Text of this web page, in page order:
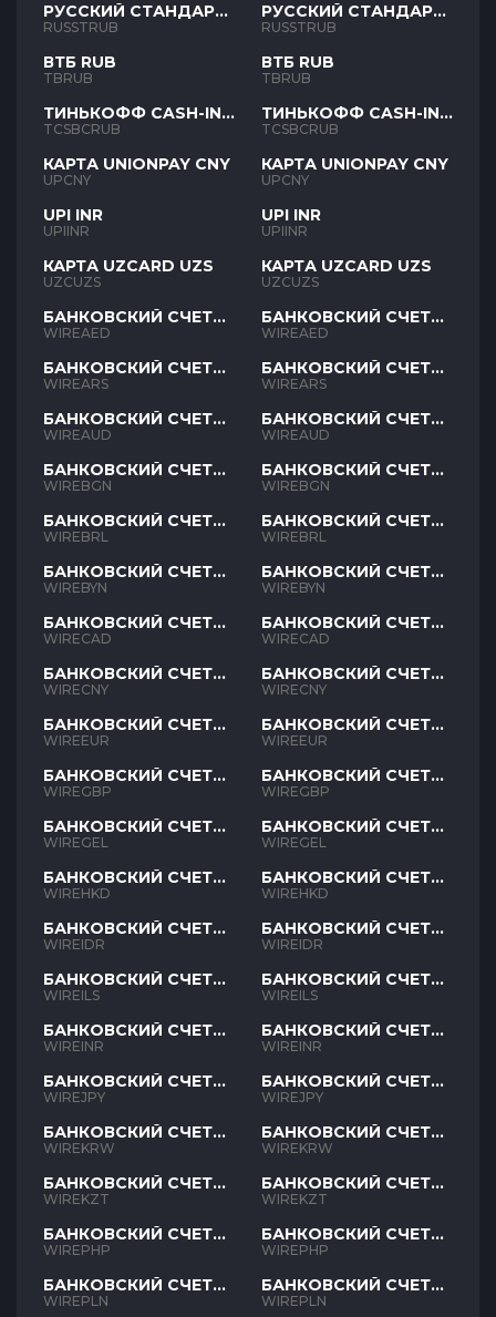
РУССКИЙ СТАНДАРТ
RUB
RUSSTRUB
ВТБ RUB
TBRUB
ТИНЬКОФФ CASH-IN
RUB
TCSBCRUB
КАРТА UNIONPAY CNY
UPCNY
UPI INR
UPIINR
КАРТА UZCARD UZS
UZCUZS
БАНКОВСКИЙ СЧЕТ
AED
WIREAED
БАНКОВСКИЙ СЧЕТ
ARS
WIREARS
БАНКОВСКИЙ СЧЕТ
AUD
WIREAUD
БАНКОВСКИЙ СЧЕТ
BGN
WIREBGN
БАНКОВСКИЙ СЧЕТ
BRL
WIREBRL
БАНКОВСКИЙ СЧЕТ
BYN
WIREBYN
БАНКОВСКИЙ СЧЕТ
CAD
WIRECAD
БАНКОВСКИЙ СЧЕТ
CNY
WIRECNY
БАНКОВСКИЙ СЧЕТ
EUR
WIREEUR
БАНКОВСКИЙ СЧЕТ
GBP
WIREGBP
БАНКОВСКИЙ СЧЕТ
GEL
WIREGEL
БАНКОВСКИЙ СЧЕТ
HKD
WIREHKD
БАНКОВСКИЙ СЧЕТ
IDR
WIREIDR
БАНКОВСКИЙ СЧЕТ
ILS
WIREILS
БАНКОВСКИЙ СЧЕТ
INR
WIREINR
БАНКОВСКИЙ СЧЕТ
JPY
WIREJPY
БАНКОВСКИЙ СЧЕТ
KRW
WIREKRW
БАНКОВСКИЙ СЧЕТ
KZT
WIREKZT
БАНКОВСКИЙ СЧЕТ
PHP
WIREPHP
БАНКОВСКИЙ СЧЕТ
PLN
WIREPLN
РУССКИЙ СТАНДАРТ
RUB
RUSSTRUB
ВТБ RUB
TBRUB
ТИНЬКОФФ CASH-IN
RUB
TCSBCRUB
КАРТА UNIONPAY CNY
UPCNY
UPI INR
UPIINR
КАРТА UZCARD UZS
UZCUZS
БАНКОВСКИЙ СЧЕТ
AED
WIREAED
БАНКОВСКИЙ СЧЕТ
ARS
WIREARS
БАНКОВСКИЙ СЧЕТ
AUD
WIREAUD
БАНКОВСКИЙ СЧЕТ
BGN
WIREBGN
БАНКОВСКИЙ СЧЕТ
BRL
WIREBRL
БАНКОВСКИЙ СЧЕТ
BYN
WIREBYN
БАНКОВСКИЙ СЧЕТ
CAD
WIRECAD
БАНКОВСКИЙ СЧЕТ
CNY
WIRECNY
БАНКОВСКИЙ СЧЕТ
EUR
WIREEUR
БАНКОВСКИЙ СЧЕТ
GBP
WIREGBP
БАНКОВСКИЙ СЧЕТ
GEL
WIREGEL
БАНКОВСКИЙ СЧЕТ
HKD
WIREHKD
БАНКОВСКИЙ СЧЕТ
IDR
WIREIDR
БАНКОВСКИЙ СЧЕТ
ILS
WIREILS
БАНКОВСКИЙ СЧЕТ
INR
WIREINR
БАНКОВСКИЙ СЧЕТ
JPY
WIREJPY
БАНКОВСКИЙ СЧЕТ
KRW
WIREKRW
БАНКОВСКИЙ СЧЕТ
KZT
WIREKZT
БАНКОВСКИЙ СЧЕТ
PHP
WIREPHP
БАНКОВСКИЙ СЧЕТ
PLN
WIREPLN